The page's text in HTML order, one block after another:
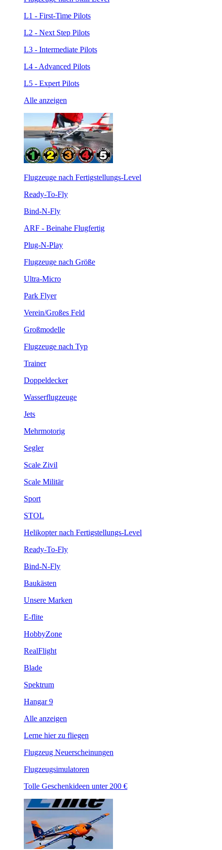
L1 - First-Time Pilots
L2 - Next Step Pilots
L3 - Intermediate Pilots
L4 - Advanced Pilots
L5 - Expert Pilots
Alle anzeigen
Flugzeuge nach Fertigstellungs-Level
Ready-To-Fly
Bind-N-Fly
ARF - Beinahe Flugfertig
Plug-N-Play
Flugzeuge nach Größe
Ultra-Micro
Park Flyer
Verein/Großes Feld
Großmodelle
Flugzeuge nach Typ
Trainer
Doppeldecker
Wasserflugzeuge
Jets
Mehrmotorig
Segler
Scale Zivil
Scale Militär
Sport
STOL
Helikopter nach Fertigstellungs-Level
Ready-To-Fly
Bind-N-Fly
Baukästen
Unsere Marken
E-flite
HobbyZone
RealFlight
Blade
Spektrum
Hangar 9
Alle anzeigen
Lerne hier zu fliegen
Flugzeug Neuerscheinungen
Flugzeugsimulatoren
Tolle Geschenkideen unter 200 €